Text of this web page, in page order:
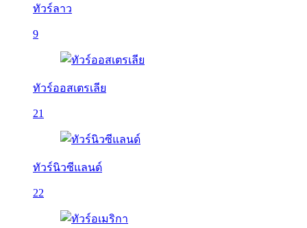
ทัวร์ลาว
9
ทัวร์ออสเตรเลีย
21
ทัวร์นิวซีแลนด์
22